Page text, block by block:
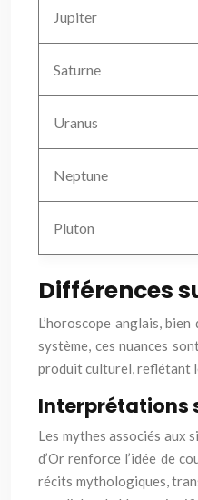
Jupiter
Saturne
Uranus
Neptune
Pluton
Différences
L’horoscope anglais,
système, ces nuances
produit culturel, reflétant
Interprétations
Les mythes associés aux
d’Or renforce l’idée de
récits mythologiques,